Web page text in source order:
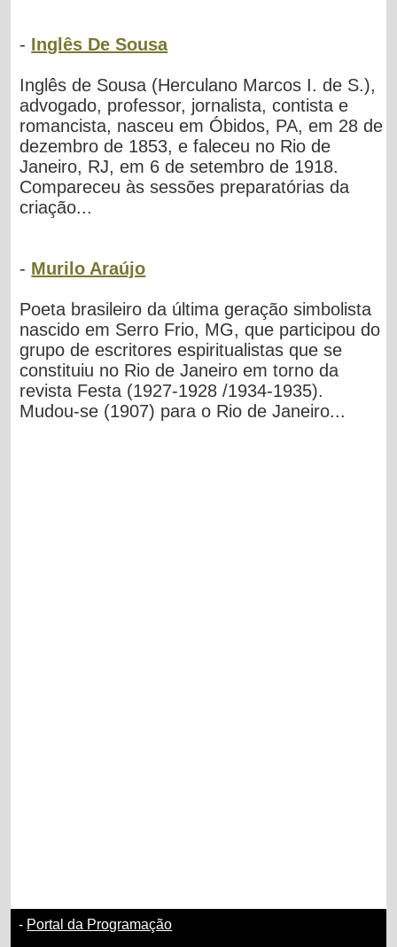
- Inglês De Sousa
Inglês de Sousa (Herculano Marcos I. de S.),
advogado, professor, jornalista, contista e
romancista, nasceu em Óbidos, PA, em 28 de
dezembro de 1853, e faleceu no Rio de
Janeiro, RJ, em 6 de setembro de 1918.
Compareceu às sessões preparatórias da
criação...
- Murilo Araújo
Poeta brasileiro da última geração simbolista
nascido em Serro Frio, MG, que participou do
grupo de escritores espiritualistas que se
constituiu no Rio de Janeiro em torno da
revista Festa (1927-1928 /1934-1935).
Mudou-se (1907) para o Rio de Janeiro...
- Portal da Programação